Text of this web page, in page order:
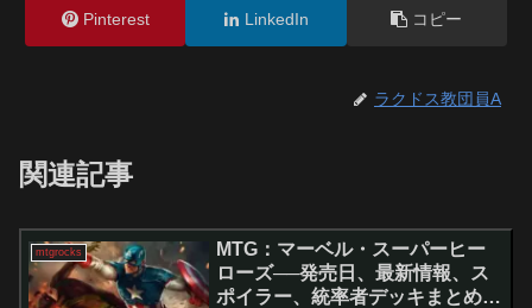
Pinterest LinkedIn コピー
ラクドス教団員A
関連記事
mtgrocks
MTG：マーベル・スーパーヒー
ローズ──発売日、最新情報、ス
ポイラー、統率者デッキまとめ。